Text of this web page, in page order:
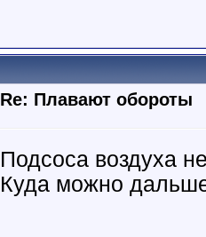
Re: Плавают обороты
Подсоса воздуха
Куда можно